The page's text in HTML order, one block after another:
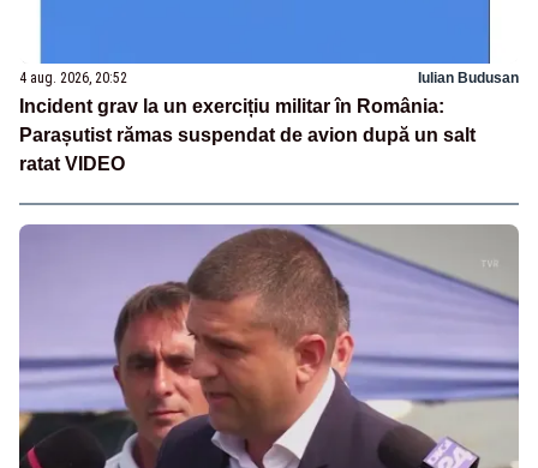
4 aug. 2026, 20:52 Iulian Budusan
Incident grav la un exercițiu militar în România:
Parașutist rămas suspendat de avion după un salt
ratat VIDEO